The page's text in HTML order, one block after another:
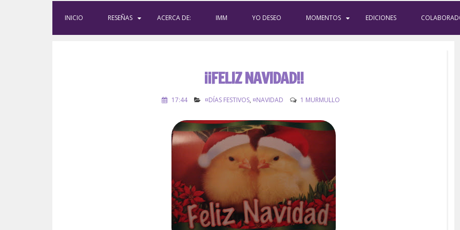
INICIO RESEÑAS ACERCA DE: IMM YO DESEO MOMENTOS EDICIONES
¡¡FELIZ NAVIDAD!!
17:44 ¤DÍAS FESTIVOS, ¤NAVIDAD 1 MURMULLO